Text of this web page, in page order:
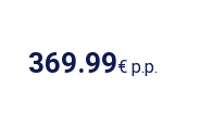
369.99€ p.p.